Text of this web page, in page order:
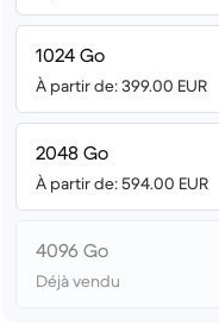
1024 Go
À partir de: 399.00 EUR
2048 Go
À partir de: 594.00 EUR
4096 Go
Déjà vendu